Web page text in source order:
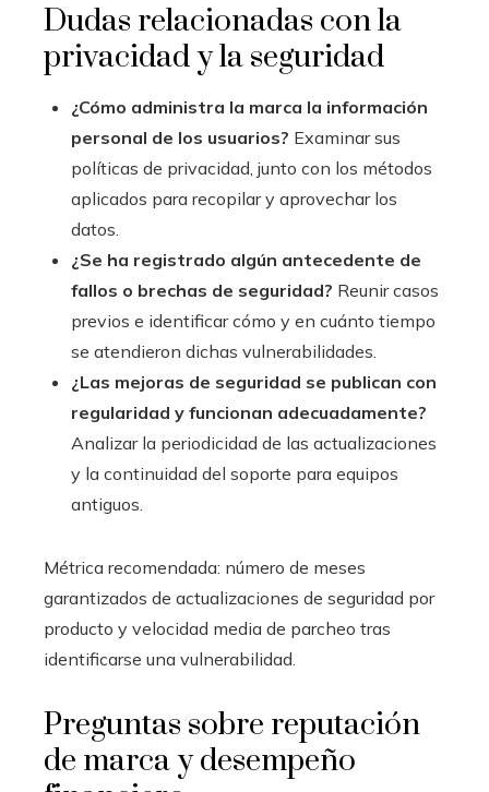
Dudas relacionadas con la
privacidad y la seguridad
¿Cómo administra la marca la información
personal de los usuarios? Examinar sus
políticas de privacidad, junto con los métodos
aplicados para recopilar y aprovechar los
datos.
¿Se ha registrado algún antecedente de
fallos o brechas de seguridad? Reunir casos
previos e identificar cómo y en cuánto tiempo
se atendieron dichas vulnerabilidades.
¿Las mejoras de seguridad se publican con
regularidad y funcionan adecuadamente?
Analizar la periodicidad de las actualizaciones
y la continuidad del soporte para equipos
antiguos.
Métrica recomendada: número de meses
garantizados de actualizaciones de seguridad por
producto y velocidad media de parcheo tras
identificarse una vulnerabilidad.
Preguntas sobre reputación
de marca y desempeño